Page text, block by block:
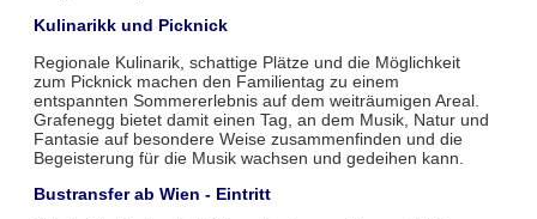
Kulinarikk und Picknick
Regionale Kulinarik, schattige Plätze und die Möglichkeit
zum Picknick machen den Familientag zu einem
entspannten Sommererlebnis auf dem weiträumigen Areal.
Grafenegg bietet damit einen Tag, an dem Musik, Natur und
Fantasie auf besondere Weise zusammenfinden und die
Begeisterung für die Musik wachsen und gedeihen kann.
Bustransfer ab Wien - Eintritt